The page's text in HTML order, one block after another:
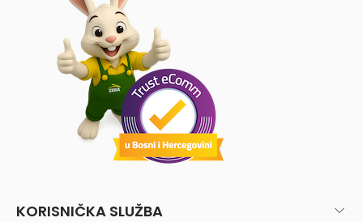
KORISNIČKA SLUŽBA